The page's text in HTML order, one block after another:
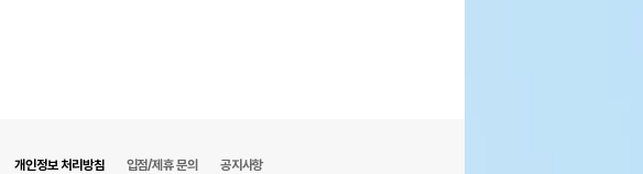
개인정보 처리방침 입점/제휴 문의 공지사항